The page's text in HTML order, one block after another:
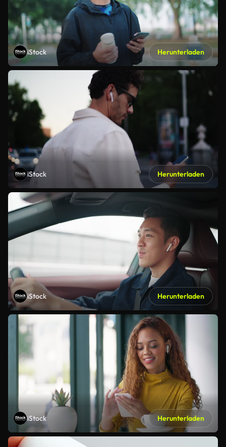
iStock Herunterladen
iStock Herunterladen
iStock Herunterladen
iStock Herunterladen